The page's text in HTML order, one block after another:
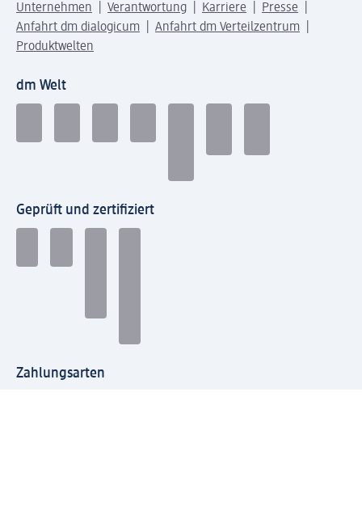
Unternehmen Verantwortung Karriere
Presse
Anfahrt dm dialogicum
Anfahrt dm Verteilzentrum
Produktwelten
dm Welt
Geprüft und zertifiziert
Zahlungsarten